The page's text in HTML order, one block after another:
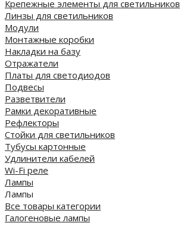
Крепежные элементы для светильников
Линзы для светильников
Модули
Монтажные коробки
Накладки на базу
Отражатели
Платы для светодиодов
Подвесы
Разветвители
Рамки декоративные
Рефлекторы
Стойки для светильников
Тубусы картонные
Удлинители кабелей
Wi-Fi реле
Лампы
Лампы
Все товары категории
Галогеновые лампы